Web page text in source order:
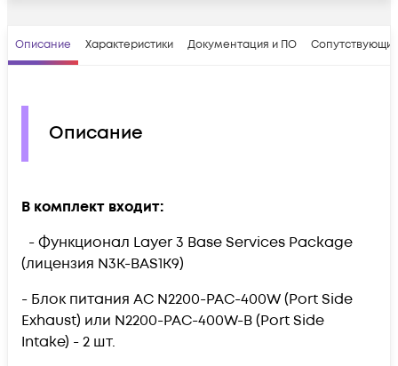
Описание Характеристики Документация и ПО
Описание
В комплект входит:
- Функционал Layer 3 Base Services Package
(лицензия N3K-BAS1K9)
- Блок питания AC N2200-PAC-400W(Port Side
Exhaust) или N2200-PAC-400W-B(Port Side
Intake) - 2 шт.